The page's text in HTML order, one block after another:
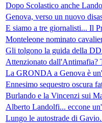
Dopo Scolastico anche
Genova, verso un nuovo
E siamo a tre giornalisti... Il
Monteleone nominato
Gli tolgono la guida della
Attenzionato dall'Antimafia?
La GRONDA a Genova è
Ennesimo sequestro oscura
Burlando e la Vincenzi sui
Alberto Landolfi... eccone
Lungo le autostrade di